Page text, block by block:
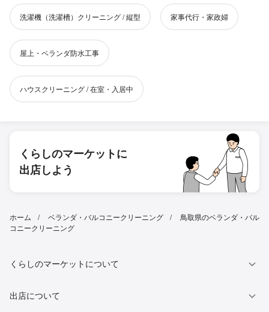
洗濯機（洗濯槽）クリーニング / 縦型 家事代行・家政婦
屋上・ベランダ防水工事
ハウスクリーニング / 在室・入居中
くらしのマーケットに
出店しよう
ホーム ベランダ・バルコニークリーニング
鳥取県のベランダ・バル
コニークリーニング
くらしのマーケットについて
出店について